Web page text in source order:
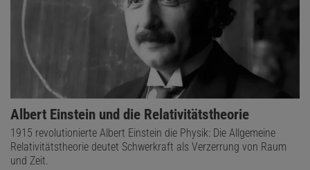
Albert Einstein und die Relativitätstheorie
1915 revolutionierte Albert Einstein die Physik: Die Allgemeine
Relativitätstheorie deutet Schwerkraft als Verzerrung von Raum
und Zeit.